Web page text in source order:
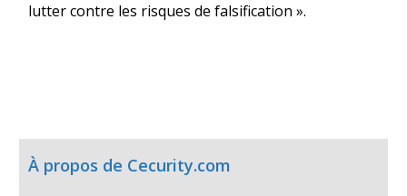
lutter contre les risques de falsification ».
À propos de Cecurity.com